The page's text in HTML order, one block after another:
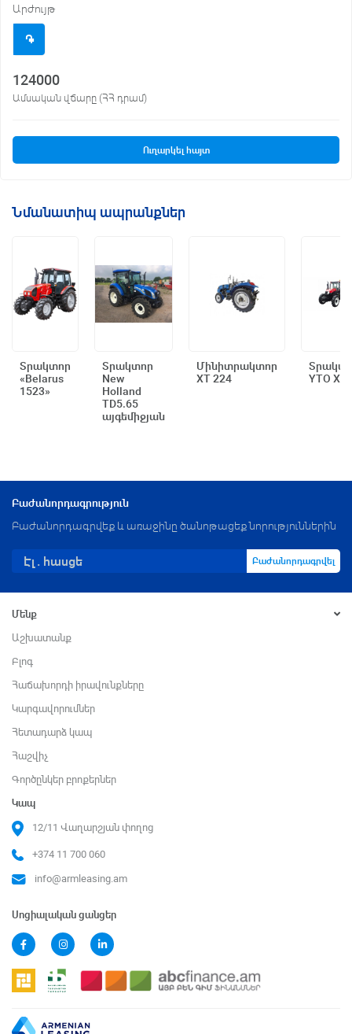
Արժույթ
֌
124000
Ամսական վճարը (ՀՀ դրամ)
Ուղարկել հայտ
Նմանատիպ ապրանքներ
Արագ դիտում
Տրակտոր
«Belarus
1523»
Արագ դիտում
Տրակտոր
New
Holland
TD5.65
այգեմիջյան
Արագ դիտում
Մինիտրակտոր
XT 224
Արագ
YTO
Բաժանորդագրություն
Բաժանորդագրվեք և առաջինը ծանոթացեք նորություններին
Բաժանորդագրվել
Մենք
Աշխատանք
Բլոգ
Հաճախորդի իրավունքները
Կարգավորումներ
Հետադարձ կապ
Հաշվիչ
Գործընկեր բրոքերներ
Կապ
12/11 Վաղարշյան փողոց
+374 11 700 060
info@armleasing.am
Սոցիալական ցանցեր